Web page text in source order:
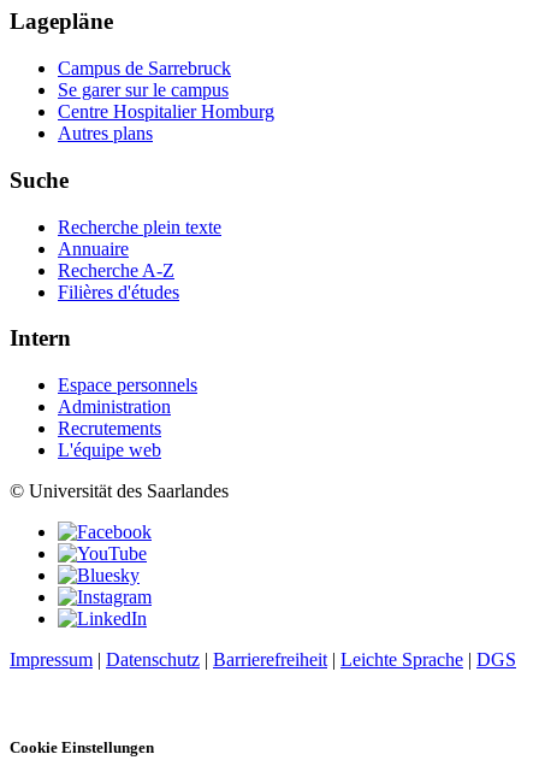
Lagepläne
Campus de Sarrebruck
Se garer sur le campus
Centre Hospitalier Homburg
Autres plans
Suche
Recherche plein texte
Annuaire
Recherche A-Z
Filières d'études
Intern
Espace personnels
Administration
Recrutements
L'équipe web
© Universität des Saarlandes
Impressum | Datenschutz | Barrierefreiheit | Leichte Sprache | DGS
Cookie Einstellungen